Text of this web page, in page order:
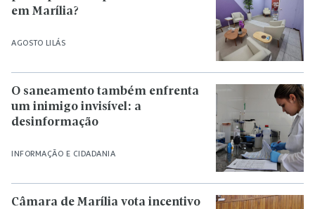
AGOSTO LILÁS
em Marília?
INFORMAÇÃO E CIDADANIA
O saneamento também enfrenta
um inimigo invisível: a
desinformação
Câmara de Marília vota incentivo